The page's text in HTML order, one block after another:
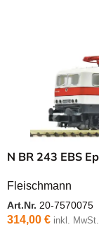
N BR 243 EBS
Fleischmann
Art.Nr. 20-7570075
314,00 € inkl. MwSt.